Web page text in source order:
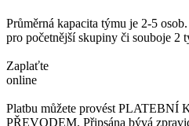
Průměrná kapacita týmu je 2-5
pro početnější skupiny či souboje 2
Zaplaťte
online
Platbu můžete provést
PŘEVODEM. Připsána bývá